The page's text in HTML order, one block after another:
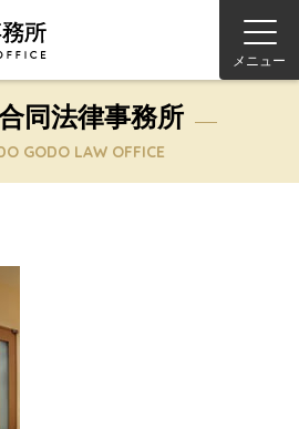
メニュー
同法律事務所
GODO LAW OFFICE